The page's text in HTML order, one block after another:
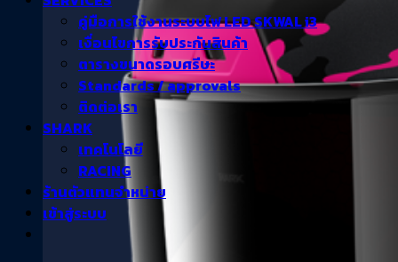
คู่มือการใช้งานระบบไฟ LED SKWAL i3
เงื่อนไขการรับประกันสินค้า
ตารางขนาดรอบศรีษะ
Standards / approvals
ติดต่อเรา
SHARK
เทคโนโลยี
RACING
ร้านตัวแทนจำหน่าย
เข้าสู่ระบบ